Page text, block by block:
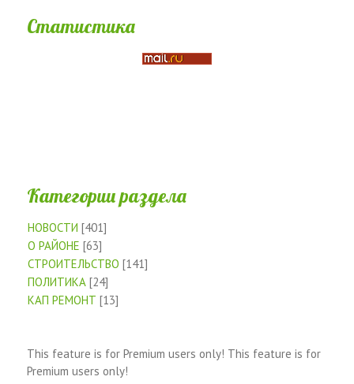
Статистика
Категории раздела
НОВОСТИ [401]
О РАЙОНЕ [63]
СТРОИТЕЛЬСТВО [141]
ПОЛИТИКА [24]
КАП РЕМОНТ [13]
This feature is for Premium users only! This feature is for
Premium users only!